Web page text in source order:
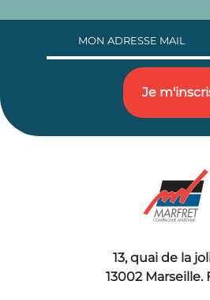
13, quai de la
13002 Marseille.